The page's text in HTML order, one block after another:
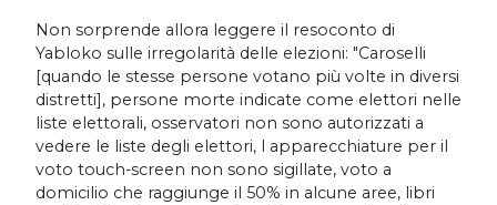
Non sorprende allora leggere il resoconto di
Yabloko sulle irregolarità delle elezioni: "Caroselli
[quando le stesse persone votano più volte in diversi
distretti], persone morte indicate come elettori nelle
liste elettorali, osservatori non sono autorizzati a
vedere le liste degli elettori, l apparecchiature per il
voto touch-screen non sono sigillate, voto a
domicilio che raggiunge il 50% in alcune aree, libri